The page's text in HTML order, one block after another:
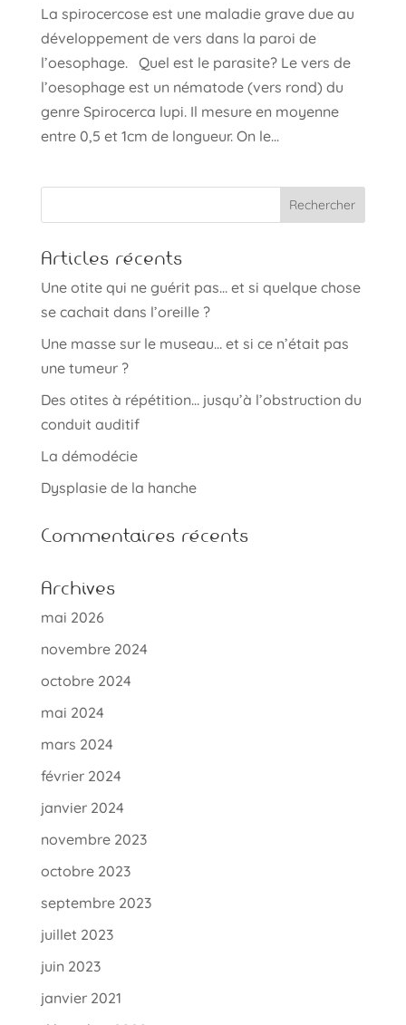
La spirocercose est une maladie grave due au
développement de vers dans la paroi de
l’oesophage. Quel est le parasite? Le vers de
l’oesophage est un nématode (vers rond) du
genre Spirocerca lupi. Il mesure en moyenne
entre 0,5 et 1cm de longueur. On le...
Articles récents
Une otite qui ne guérit pas… et si quelque chose
se cachait dans l’oreille ?
Une masse sur le museau… et si ce n’était pas
une tumeur ?
Des otites à répétition… jusqu’à l’obstruction du
conduit auditif
La démodécie
Dysplasie de la hanche
Commentaires récents
Archives
mai 2026
novembre 2024
octobre 2024
mai 2024
mars 2024
février 2024
janvier 2024
novembre 2023
octobre 2023
septembre 2023
juillet 2023
juin 2023
janvier 2021